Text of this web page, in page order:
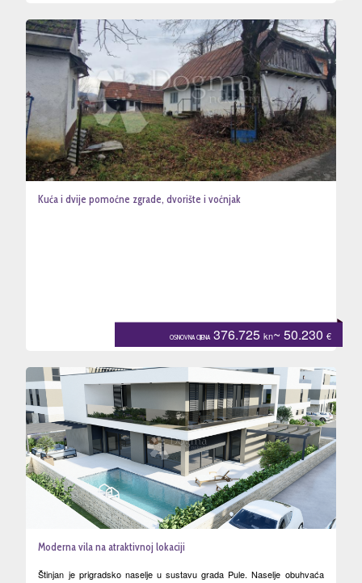
Kuća i dvije pomoćne zgrade, dvorište i voćnjak
OSNOVNA CIJENA 376.725 kn~ 50.230 €
Moderna vila na atraktivnoj lokaciji
Štinjan je prigradsko naselje u sustavu grada Pule. Naselje obuhvaća